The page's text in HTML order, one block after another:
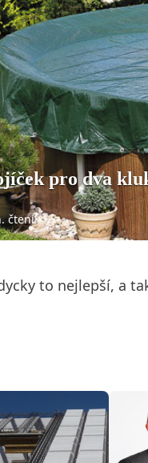
pro dva
čtení
to nejlepší, a